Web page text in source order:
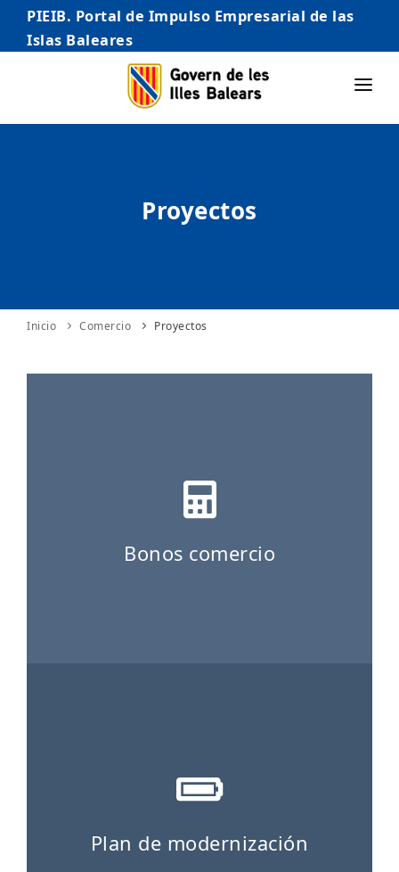
PIEIB. Portal de Impulso Empresarial de las
Islas Baleares
INICIO
AUTÓNOMO/AUTÓNOMA
INTERNACIONALIZACIÓN
Proyectos
Inicio Comercio Proyectos
Bonos comercio
Plan de modernización